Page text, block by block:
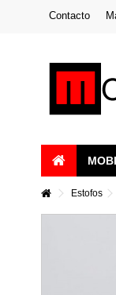
Contacto
Estofos